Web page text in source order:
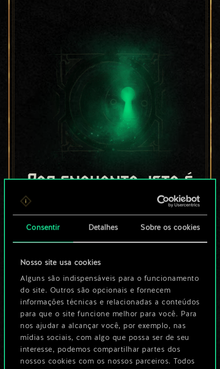
Consentir Detalhes Sobre os cookies
Nosso site usa cookies
Alguns são indispensáveis para o funcionamento
do site. Outros são opcionais e fornecem
informações técnicas e relacionadas a conteúdos
para que o site funcione melhor para você. Para
nos ajudar a alcançar você, por exemplo, nas
mídias sociais, com algo que possa ser de seu
interesse, podemos compartilhar partes dos
nossos cookies com os nossos parceiros. Todos
Por enquanto, isto é
apenas um conjunto
de cartas
compartilhado.
No entanto, dá para
ser muito mais!
Dê um nome para este baralho e crie
um guia